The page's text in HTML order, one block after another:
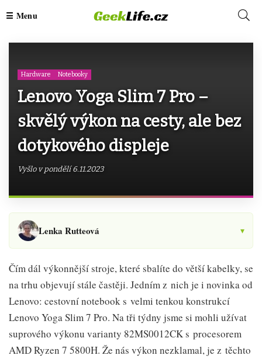
Hardware Notebooky
Lenovo Yoga Slim 7 Pro –
skvělý výkon na cesty, ale bez
dotykového displeje
Vyšlo v pondělí 6.11.2023
Lenka Rutteová ▾
Čím dál výkonnější stroje, které sbalíte do větší kabelky, se
na trhu objevují stále častěji. Jedním z nich je i novinka od
Lenovo: cestovní notebook s velmi tenkou konstrukcí
Lenovo Yoga Slim 7 Pro. Na tři týdny jsme si mohli užívat
suprového výkonu varianty 82MS0012CK s procesorem
AMD Ryzen 7 5800H. Že nás výkon nezklamal, je z těchto